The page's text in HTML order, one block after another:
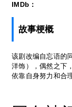
IMDb：
故事梗概
该剧改编自忘语的
洋饰），偶然之下
依靠自身努力和合